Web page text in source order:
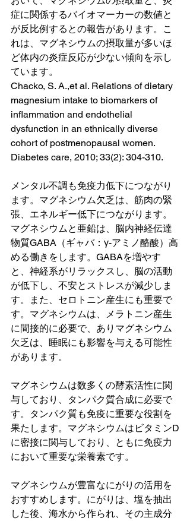
症に関係するバイオマーカーの数値と
が反比例するとの報告があります。こ
れは、マグネシウムの摂取量が多いほ
ど体内の炎症反応が少ない傾向を示し
ています。
Chacko, S. A.,et al. Relations of dietary
magnesium intake to biomarkers of
inflammation and endothelial
dysfunction in an ethnically diverse
cohort of postmenopausal women.
Diabetes care, 2010; 33(2): 304-310.
メンタル不調も免疫力低下につながり
ます。マグネシウム欠乏は、筋肉の緊
張、エネルギー低下につながります。
マグネシウムと亜鉛は、脳内神経伝達
物質GABA（ギャバ：γ-アミノ酪酸）高
める働きをします。GABAを増やす
と、神経系がリラックスし、脳の活動
が低下し、不安とストレスが減少しま
す。また、セロトニン産生にも重要で
す。マグネシウムは、メラトニン産生
に間接的に必要で、ありマグネシウム
欠乏は、睡眠にも影響を与える可能性
があります。
マグネシウムは数多くの酵素活性に関
与しており、タンパク質合成に必要で
す。タンパク質も免疫に重要な役割を
果たします。マグネシウムはビタミンD
に密接に関与しており、ともに免疫力
において重要な栄養素です。
マグネシウムが豊富なにがりの活用を
おすすめします。にがりは、塩を抽出
した後、海水から作られ、その主成分